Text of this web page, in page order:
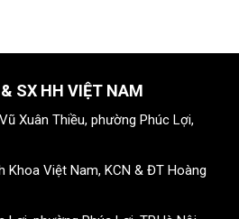
SX HH VIỆT NAM
Xuân Thiều, phường Phúc Lợi,
Khoa Việt Nam, KCN & ĐT Hoàng